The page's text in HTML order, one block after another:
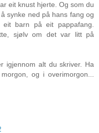
eit knust hjerte. Og som du
synke ned på hans fang og
barn på eit pappafang.
sjølv om det var litt på
igjennom alt du skriver. Ha
og i overimorgon...